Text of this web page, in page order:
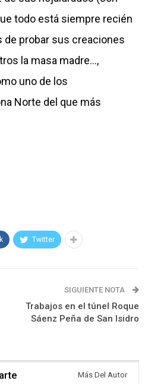
todo está siempre recién
de probar sus creaciones
la masa madre…,
uno de los
Norte del que más
Twitter
SIGUIENTE NOTA
Trabajos en el túnel Roque
Sáenz Peña de San Isidro
Más Del Autor